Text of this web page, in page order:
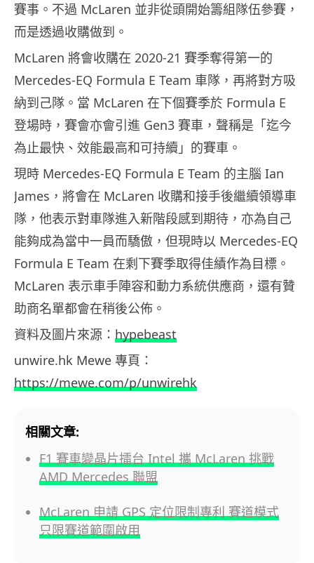
賽事。不過 McLaren 並非從頭開始籌組隊伍參賽，
而是透過收購做到。
McLaren 將會收購在 2020-21 賽季奪得第一的
Mercedes-EQ Formula E Team 車隊，再將對方吸
納到己隊。當 McLaren 在下個賽季於 Formula E
登場時，賽會亦會引進 Gen3 賽車，聲稱是「迄今
為止最快、效能最高和可持續」的賽車。
現時 Mercedes-EQ Formula E Team 的主腦 Ian
James，將會在 McLaren 收購和接手後繼續領導車
隊，他表示對車隊進入新階段感到期待，亦為自己
能夠成為當中一員而驕傲，但現時以 Mercedes-EQ
Formula E Team 在剩下賽季取得佳績作為目標。
McLaren 表示車手陣容和動力系統供應商，還有贊
助商名單都會在稍後公佈。
資料及圖片來源： hypebeast
unwire.hk Mewe 專頁：
https://mewe.com/p/unwirehk
相關文章:
F1 賽車變晶片擂台 Intel 攜 McLaren 挑戰
AMD Mercedes 聯盟
McLaren 申請 GPS 定位限制專利 賽道模式
只限賽道範圍啟用